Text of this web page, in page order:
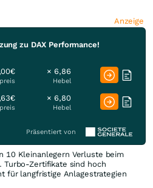
Anzeige
zu DAX Performance!
× 6,86
Hebel
× 6,80
Hebel
Präsentiert von
10 Kleinanlegern Verluste beim
Turbo-Zertifikate sind hoch
für langfristige Anlagestrategien